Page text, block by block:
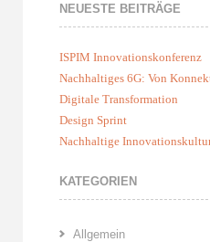
NEUESTE BEITRÄGE
ISPIM Innovationskonferenz
Nachhaltiges 6G: Von
Digitale Transformation
Design Sprint
Nachhaltige
KATEGORIEN
Allgemein